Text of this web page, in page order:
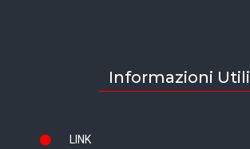
Informazioni Utili
LINK